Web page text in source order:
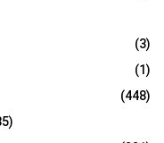
(3)
(1)
(448)